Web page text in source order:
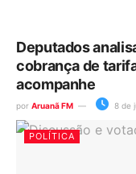
Deputados
cobrança de
acompanhe
por Aruanã FM 8 de
POLÍTICA